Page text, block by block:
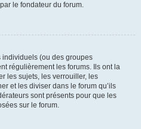
le fondateur du forum.
individuels (ou des groupes
régulièrement les forums. Ils ont la
les sujets, les verrouiller, les
et les diviser dans le forum qu’ils
sont présents pour que les
sur le forum.